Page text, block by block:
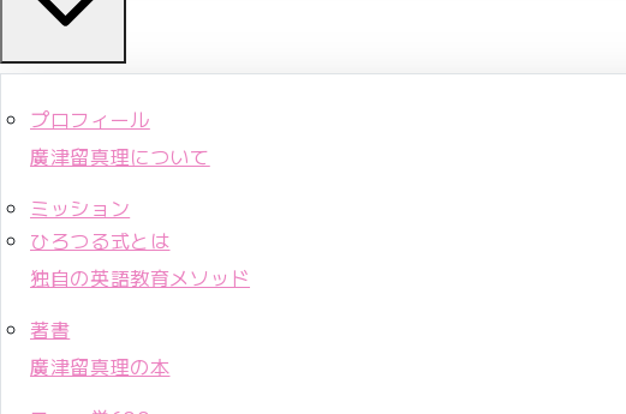
プロフィール
廣津留真理について
ミッション
ひろつる式とは
独自の英語教育メソッド
著書
廣津留真理の本